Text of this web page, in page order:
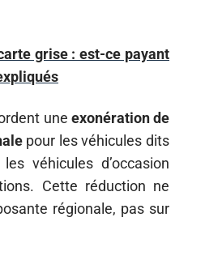
grise : est-ce payant
une exonération de
pour les véhicules dits
véhicules d’occasion
Cette réduction ne
régionale, pas sur